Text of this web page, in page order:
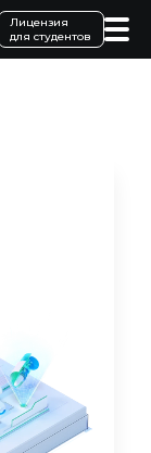
Лицензия
для студентов